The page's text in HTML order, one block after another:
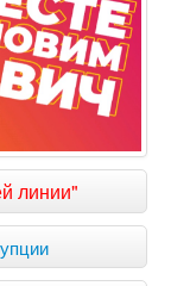
линии"